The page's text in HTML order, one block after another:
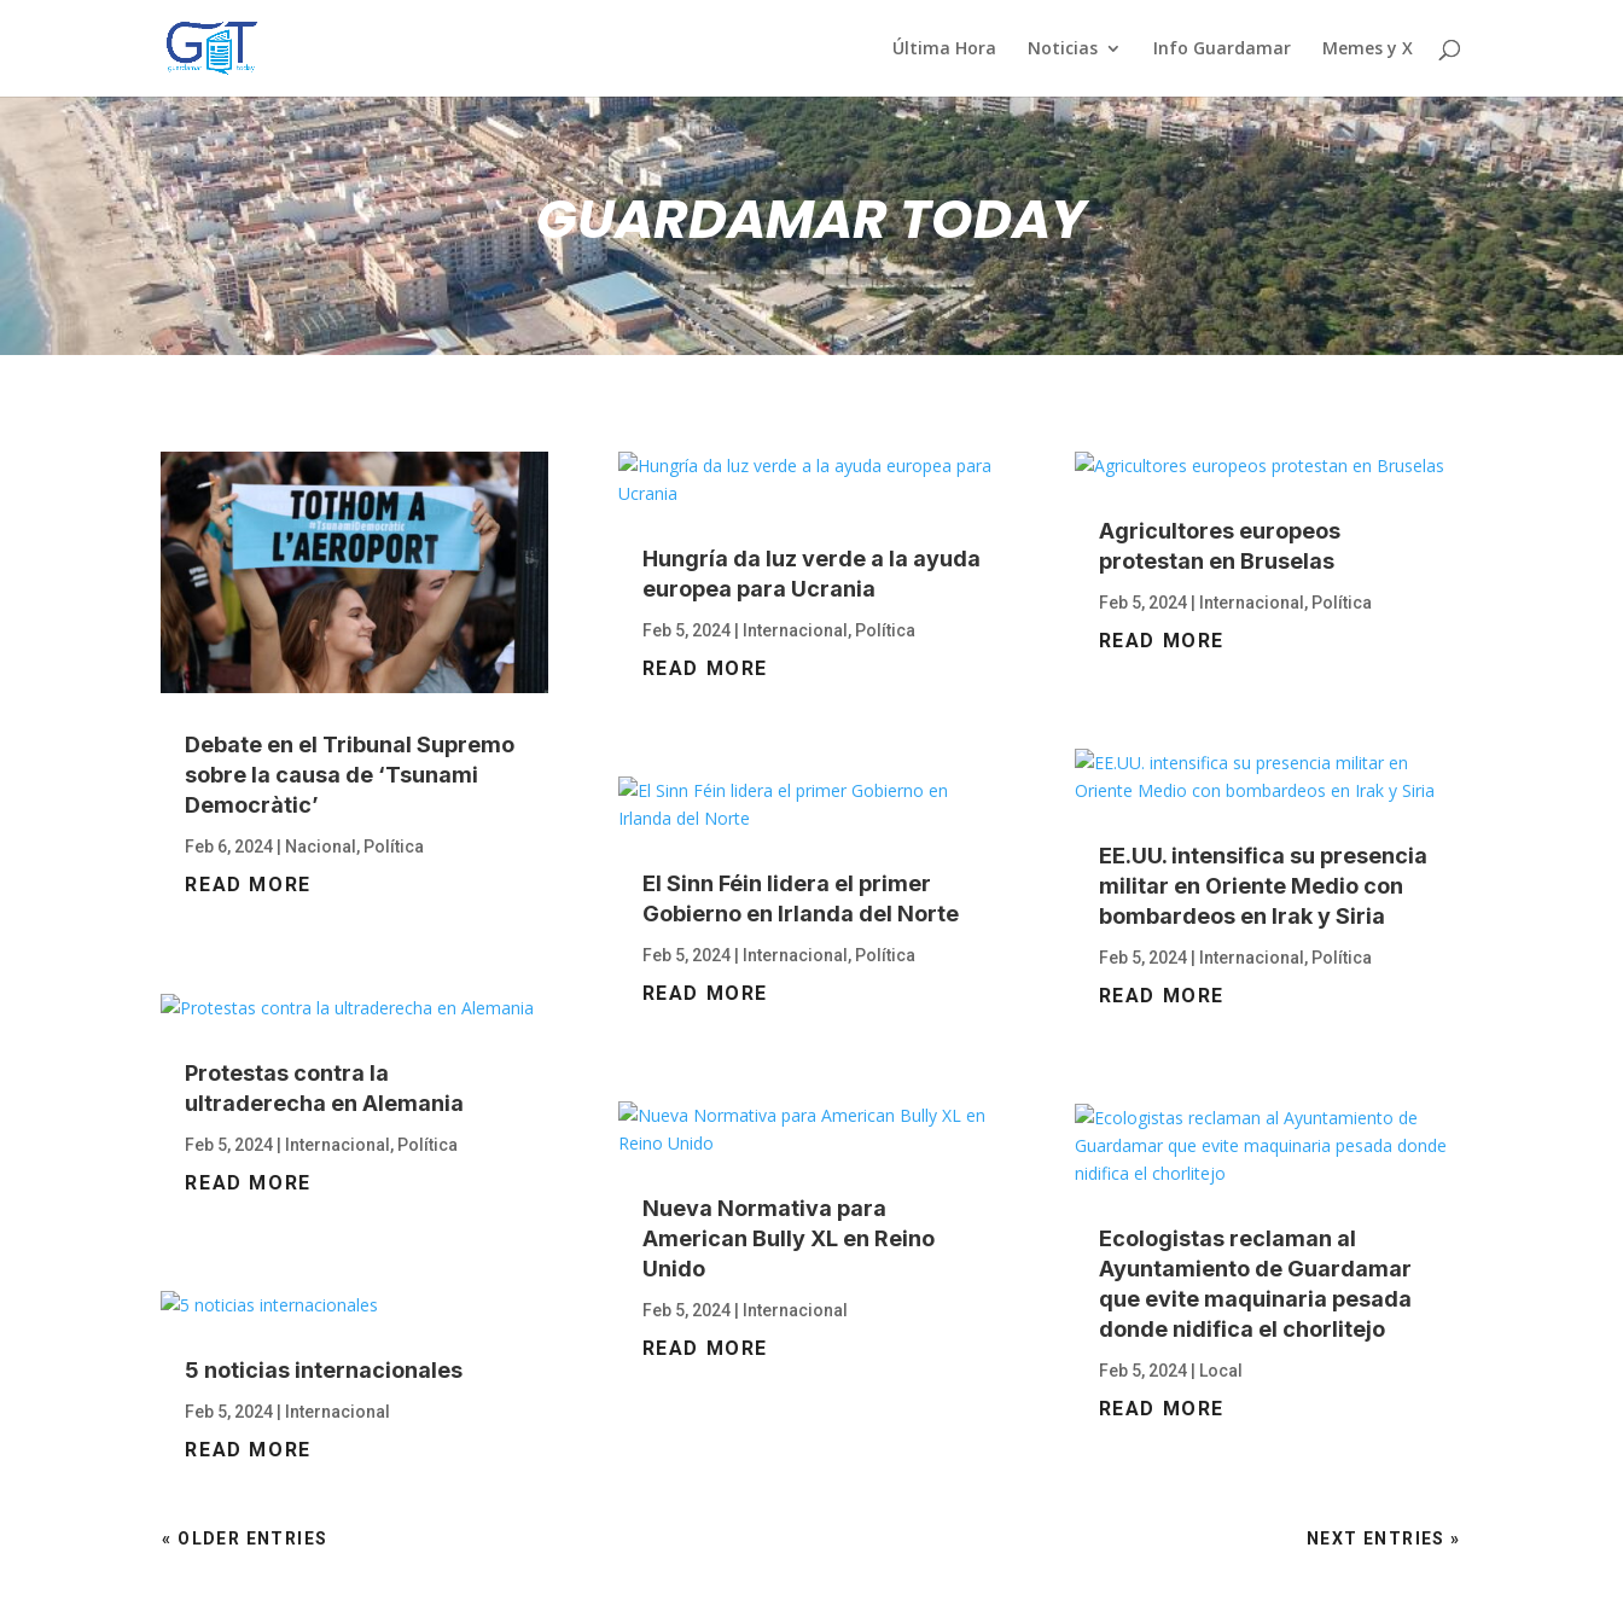
Última Hora Noticias Info Guardamar Memes y X
GUARDAMAR TODAY
Debate en el Tribunal Supremo
sobre la causa de ‘Tsunami
Democràtic’
Feb 6, 2024 Nacional , Política
READ MORE
Protestas contra la
ultraderecha en Alemania
Feb 5, 2024 | Internacional, Política
READ MORE
5 noticias internacionales
Feb 5, 2024 Internacional
READ MORE
Hungría da luz verde a la ayuda
europea para Ucrania
Feb 5, 2024| Internacional , Política
READ MORE
El Sinn Féin lidera el primer
Gobierno en Irlanda del Norte
Feb 5, 2024| Internacional , Política
READ MORE
Nueva Normativa para
American Bully XL en Reino
Unido
Feb 5, 2024| Internacional
READ MORE
Agricultores europeos
protestan en Bruselas
Feb 5, 2024| Internacional , Política
READ MORE
EE.UU. intensifica su presencia
militar en Oriente Medio con
bombardeos en Irak y Siria
Feb 5, 2024| Internacional , Política
READ MORE
Ecologistas reclaman al
Ayuntamiento de Guardamar
que evite maquinaria pesada
donde nidifica el chorlitejo
Feb 5, 2024| Local
READ MORE
« OLDER ENTRIES NEXT ENTRIES »